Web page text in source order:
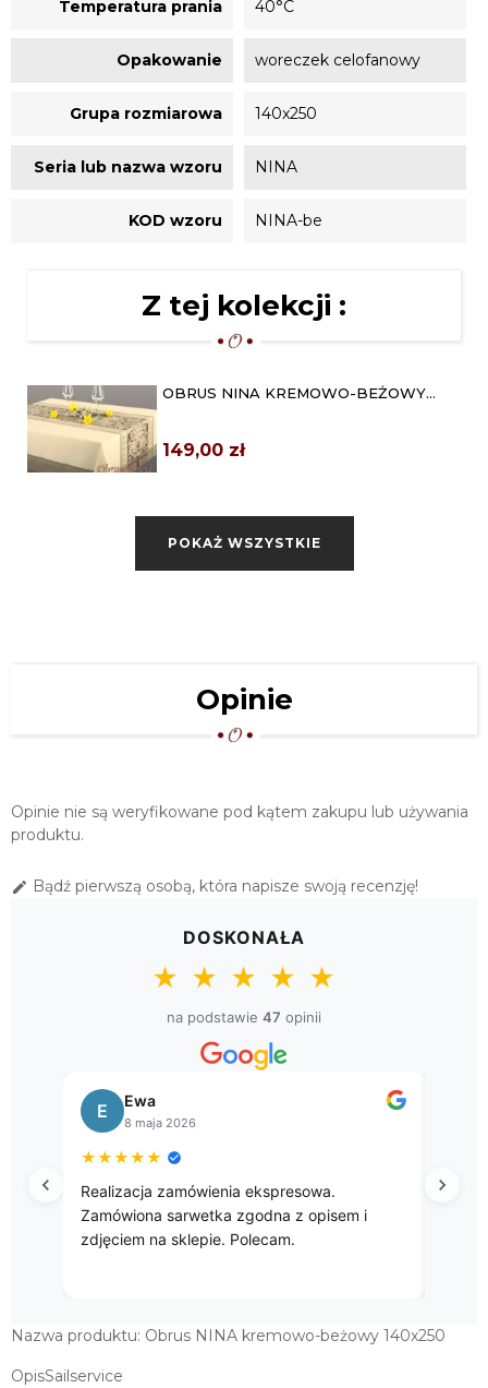
Temperatura prania 40°C
Opakowanie woreczek celofanowy
Grupa rozmiarowa 140x250
Seria lub nazwa wzoru NINA
KOD wzoru NINA-be
Z tej kolekcji :
OBRUS NINA KREMOWO-BEŻOWY
149,00 zł
174,00 zł
140X350
239,00 zł
POKAŻ WSZYSTKIE
Opinie
Opinie nie są weryfikowane pod kątem zakupu lub używania
produktu.
 Bądź pierwszą osobą, która napisze swoją recenzję!
DOSKONAŁA
★ ★ ★ ★ ★
na podstawie 47 opinii
B
8 kwietnia 2026
★★★
Przepięke gobelinowe obrusy.
Nazwa produktu: Obrus NINA kremowo-beżowy 140x250
OpisSailservice